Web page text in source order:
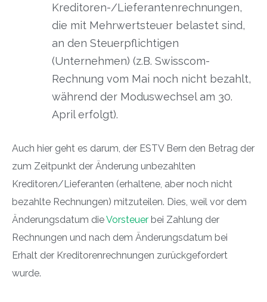
Kreditoren-/Lieferantenrechnungen,
die mit Mehrwertsteuer belastet sind,
an den Steuerpflichtigen
(Unternehmen) (z.B. Swisscom-
Rechnung vom Mai noch nicht bezahlt,
während der Moduswechsel am 30.
April erfolgt).
Auch hier geht es darum, der ESTV Bern den Betrag der
zum Zeitpunkt der Änderung unbezahlten
Kreditoren/Lieferanten (erhaltene, aber noch nicht
bezahlte Rechnungen) mitzuteilen. Dies, weil vor dem
Änderungsdatum dieVorsteuer bei Zahlung der
Rechnungen und nach dem Änderungsdatum bei
Erhalt der Kreditorenrechnungen zurückgefordert
wurde.